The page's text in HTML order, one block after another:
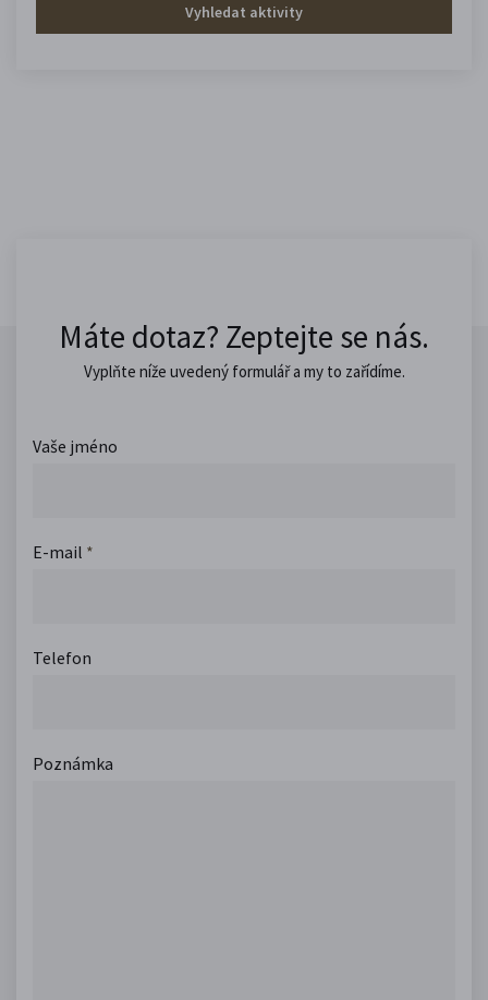
Vyhledat aktivity
Máte dotaz? Zeptejte se nás.
Vyplňte níže uvedený formulář a my to zařídíme.
Vaše jméno
E-mail *
Telefon
Poznámka